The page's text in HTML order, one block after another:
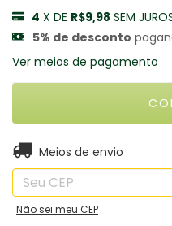
4 X DE R$9,98 SEM
5% de desconto
Ver meios de pagamento
Entregas para o CEP:
Meios de envio
Não sei meu CEP